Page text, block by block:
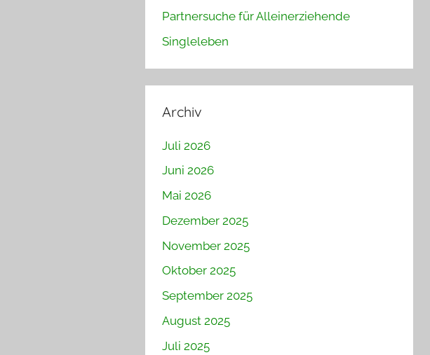
Partnersuche für Alleinerziehende
Singleleben
Archiv
Juli 2026
Juni 2026
Mai 2026
Dezember 2025
November 2025
Oktober 2025
September 2025
August 2025
Juli 2025